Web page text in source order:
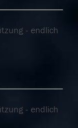
- endlich
- endlich